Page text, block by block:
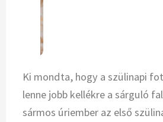
Ki mondta, hogy a szülinapi
lenne jobb kellékre a sárguló
sármos úriember az első